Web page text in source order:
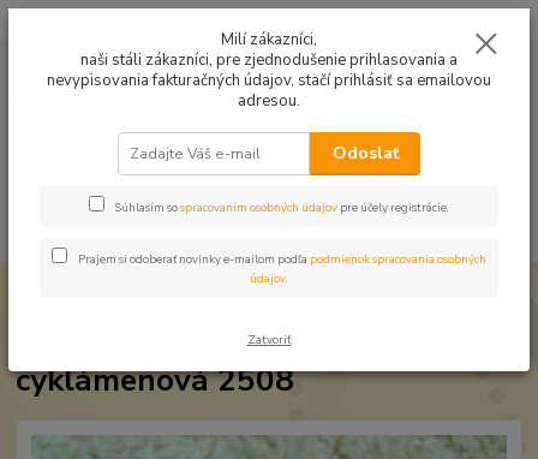
0949224331
9:00 -14:30
za0,00 EUR
Niť Amann ISACORD cyklámenová 2508
Niť Amann ISACORD
cyklámenová 2508
Milí zákazníci,
naši stáli zákazníci, pre zjednodušenie prihlasovania a
nevypisovania fakturačných údajov, stačí prihlásiť sa emailovou
adresou.
Odoslať
Súhlasím sospracovaním osobných údajov pre účely registrácie.
Prajem si odoberať novinky e-mailom podľa podmienok spracovania osobných
údajov.
Zatvoriť